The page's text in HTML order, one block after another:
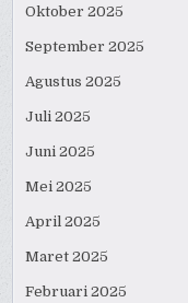
Oktober 2025
September 2025
Agustus 2025
Juli 2025
Juni 2025
Mei 2025
April 2025
Maret 2025
Februari 2025